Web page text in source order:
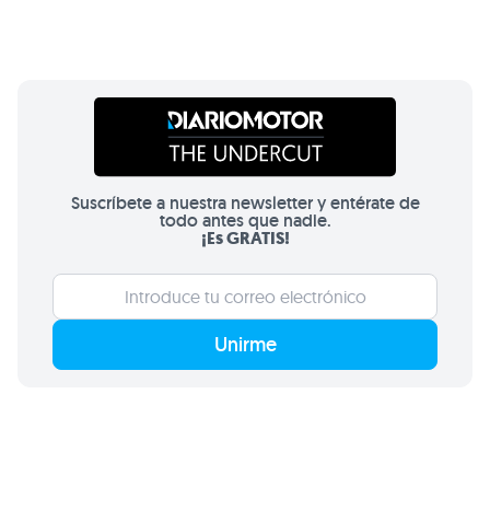
Suscríbete a nuestra newsletter y entérate de
todo antes que nadie.
¡Es GRATIS!
Unirme